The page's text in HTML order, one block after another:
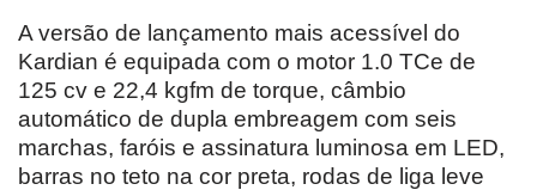
A versão de lançamento mais acessível do
Kardian é equipada com o motor 1.0 TCe de
125 cv e 22,4 kgfm de torque, câmbio
automático de dupla embreagem com seis
marchas, faróis e assinatura luminosa em LED,
barras no teto na cor preta, rodas de liga leve